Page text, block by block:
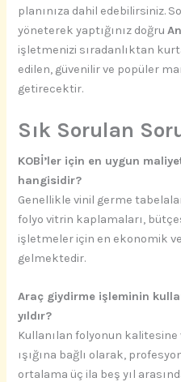
planınıza dahil edebilirsiniz.
yöneterek yaptığınız doğru
işletmenizi sıradanlıktan
edilen, güvenilir ve popüler
getirecektir.
Sık Sorulan
KOBİ’ler için en uygun
hangisidir?
Genellikle vinil germe
folyo vitrin kaplamaları,
işletmeler için en ekonomik
gelmektedir.
Araç giydirme işleminin
yıldır?
Kullanılan folyonun kalitesine
ışığına bağlı olarak,
ortalama üç ila beş yıl